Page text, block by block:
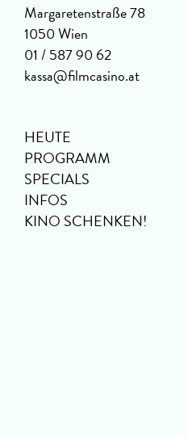
Margaretenstraße 78
1050 Wien
01 / 587 90 62
kassa@filmcasino.at
HEUTE
PROGRAMM
SPECIALS
INFOS
KINO SCHENKEN!